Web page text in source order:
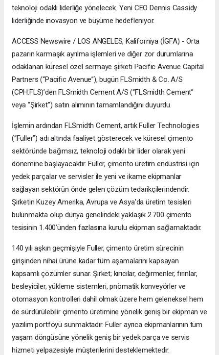
teknoloji odaklı liderliğe yönelecek. Yeni CEO Dennis Cassidy
liderliğinde inovasyon ve büyüme hedefleniyor.
ACCESS Newswire / LOS ANGELES, Kaliforniya (İGFA) - Orta
pazarın karmaşık ayrılma işlemleri ve diğer zor durumlarına
odaklanan küresel özel sermaye şirketi Pacific Avenue Capital
Partners (“Pacific Avenue”), bugün FLSmidth & Co. A/S
(CPH:FLS)’den FLSmidth Cement A/S (“FLSmidth Cement”
veya “Şirket”) satın alımının tamamlandığını duyurdu.
İşlemin ardından FLSmidth Cement, artık Fuller Technologies
(“Fuller”) adı altında faaliyet gösterecek ve küresel çimento
sektöründe bağımsız, teknoloji odaklı bir lider olarak yeni
dönemine başlayacaktır. Fuller, çimento üretim endüstrisi için
yedek parçalar ve servisler ile yeni ve ikame ekipmanlar
sağlayan sektörün önde gelen çözüm tedarikçilerindendir.
Şirketin Kuzey Amerika, Avrupa ve Asya’da üretim tesisleri
bulunmakta olup dünya genelindeki yaklaşık 2.700 çimento
tesisinin 1.400’ünden fazlasına kurulu ekipman sağlamaktadır.
140 yılı aşkın geçmişiyle Fuller, çimento üretim sürecinin
girişinden nihai ürüne kadar tüm aşamalarını kapsayan
kapsamlı çözümler sunar. Şirket; kırıcılar, değirmenler, fırınlar,
besleyiciler, yükleme sistemleri, pnömatik konveyörler ve
otomasyon kontrolleri dahil olmak üzere hem geleneksel hem
de sürdürülebilir çimento üretimine yönelik geniş bir ekipman ve
yazılım portföyü sunmaktadır. Fuller ayrıca ekipmanlarının tüm
yaşam döngüsüne yönelik geniş bir yedek parça ve servis
hizmeti yelpazesiyle müşterilerini desteklemektedir.